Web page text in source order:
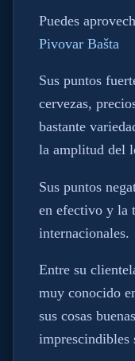
Puedes
Pivovar Bašta
Sus puntos
cervezas,
bastante
la amplitud del
Sus puntos
en efectivo y la
internacionales.
Entre su
muy conocido
sus cosas
imprescindibles